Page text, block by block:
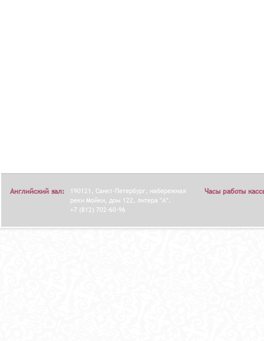
Английский зал:
190121, Санкт-Петербург, набережная
реки Мойки, дом 122, литера "А".
+7 (812) 702-60-96
Часы работы